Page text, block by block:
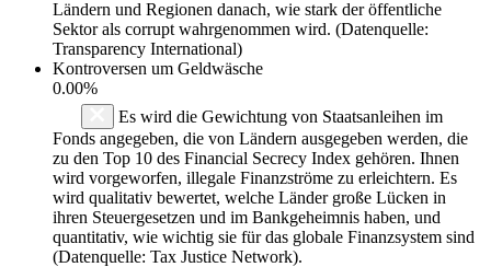
Ländern und Regionen danach, wie stark der öffentliche
Sektor als corrupt wahrgenommen wird. (Datenquelle:
Transparency International)
Kontroversen um Geldwäsche
0.00%
Es wird die Gewichtung von Staatsanleihen im
Fonds angegeben, die von Ländern ausgegeben werden, die
zu den Top 10 des Financial Secrecy Index gehören. Ihnen
wird vorgeworfen, illegale Finanzströme zu erleichtern. Es
wird qualitativ bewertet, welche Länder große Lücken in
ihren Steuergesetzen und im Bankgeheimnis haben, und
quantitativ, wie wichtig sie für das globale Finanzsystem sind
(Datenquelle: Tax Justice Network).